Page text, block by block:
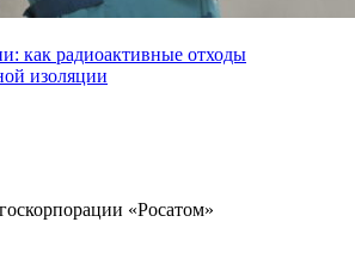
как радиоактивные отходы
изоляции
«Росатом»